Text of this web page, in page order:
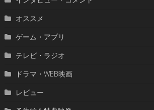
オススメ
ゲーム・アプリ
テレビ・ラジオ
ドラマ・WEB映画
レビュー